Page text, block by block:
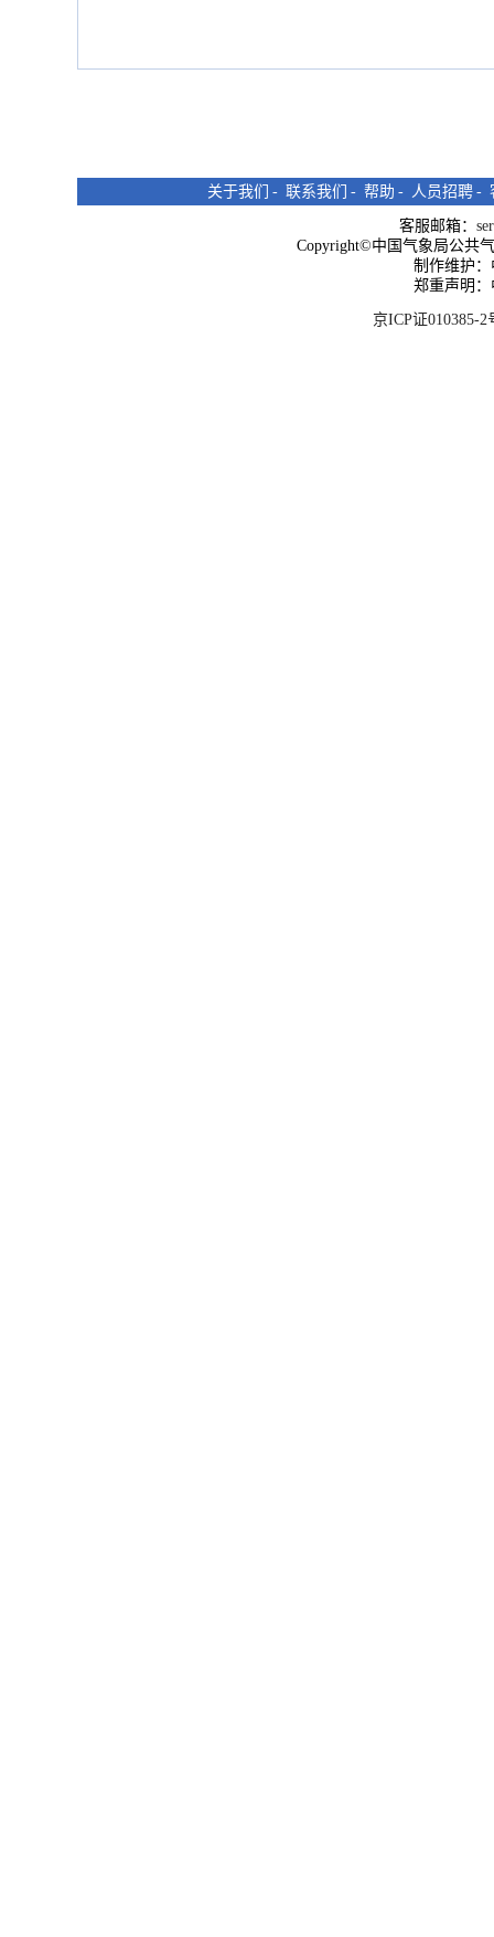
关于我们 - 联系我们 - 帮助 - 人员招聘 -
客服邮箱：
Copyright©中国气象局公共
制作维护
郑重声明
京ICP证010385-2